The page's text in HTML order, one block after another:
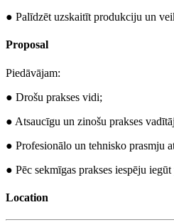
● Palīdzēt uzskaitīt produkciju un
Proposal
Piedāvājam:
● Drošu prakses vidi;
● Atsaucīgu un zinošu prakses
● Profesionālo un tehnisko prasmju
● Pēc sekmīgas prakses iespēju
Location